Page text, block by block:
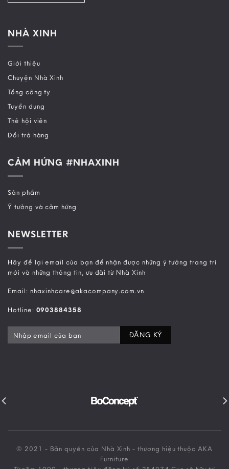
NHÀ XINH
Giới thiệu
Chuyện Nhà Xinh
Tổng công ty
Tuyển dụng
Thẻ hội viên
Đổi trả hàng
CẢM HỨNG #NHAXINH
Sản phẩm
Ý tưởng và cảm hứng
NEWSLETTER
Hãy để lại email của bạn để nhận được những ý tưởng trang trí
mới và những thông tin, ưu đãi từ Nhà Xinh
Email: nhaxinhcare@akacompany.com.vn
Hotline: 0903884358
© 2021 - Bản quyền của Nhà Xinh - thương hiệu thuộc AKA
Furniture